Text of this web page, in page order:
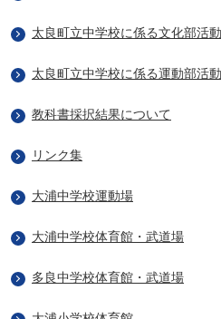
太良町立中学校に係る文化部活
太良町立中学校に係る運動部活
教科書採択結果について
リンク集
大浦中学校運動場
大浦中学校体育館・武道場
多良中学校体育館・武道場